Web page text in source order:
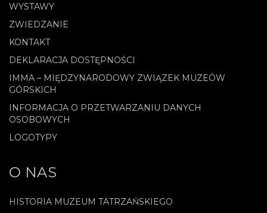
WYSTAWY
ZWIEDZANIE
KONTAKT
DEKLARACJA DOSTĘPNOŚCI
IMMA – MIĘDZYNARODOWY ZWIĄZEK MUZEÓW
GÓRSKICH
INFORMACJA O PRZETWARZANIU DANYCH
OSOBOWYCH
LOGOTYPY
O NAS
HISTORIA MUZEUM TATRZAŃSKIEGO